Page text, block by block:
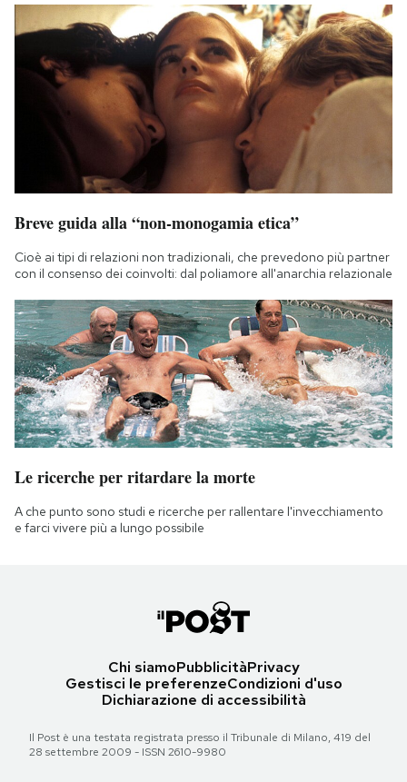
Breve guida alla “non-monogamia etica”
Cioè ai tipi di relazioni non tradizionali, che prevedono più partner
con il consenso dei coinvolti: dal poliamore all'anarchia relazionale
Le ricerche per ritardare la morte
A che punto sono studi e ricerche per rallentare l'invecchiamento
e farci vivere più a lungo possibile
Chi siamoPubblicitàPrivacy
Gestisci le preferenzeCondizioni d'uso
Dichiarazione di accessibilità
Il Post è una testata registrata presso il Tribunale di Milano, 419 del
28 settembre 2009 - ISSN 2610-9980